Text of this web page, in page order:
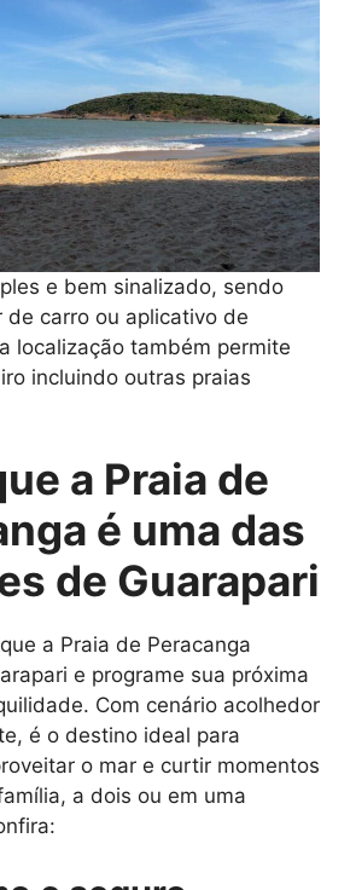
e bem sinalizado, sendo
de carro ou aplicativo de
localização também permite
incluindo outras praias
a Praia de
é uma das
de Guarapari
a Praia de Peracanga
e programe sua próxima
Com cenário acolhedor
é o destino ideal para
o mar e curtir momentos
a dois ou em uma